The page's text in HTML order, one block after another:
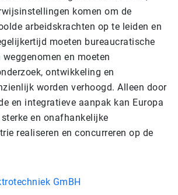
komen om de
arbeidskrachten op te leiden en
moeten bureaucratische
en moeten
ontwikkeling en
worden verhoogd. Alleen door
en integratieve aanpak kan Europa
en onafhankelijke
realiseren en concurreren op de
GmBH